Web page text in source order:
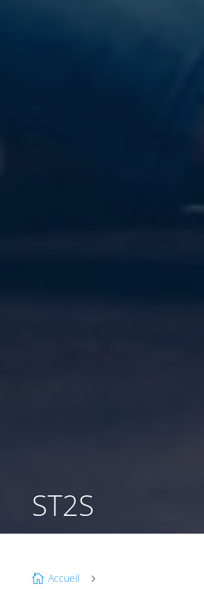
ST2S
 Accueil 5